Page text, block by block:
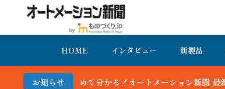
HOME インタビュー 新製品
お知らせ
かる！オートメーション新聞 最新号＆バックナンバーを無